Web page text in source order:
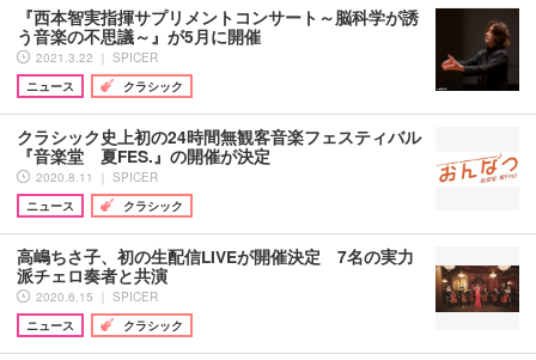
『西本智実指揮サプリメントコンサート～脳科学が誘
う音楽の不思議～』が5月に開催
2021.3.22 ｜ SPICER
ニュース
クラシック
クラシック史上初の24時間無観客音楽フェスティバル
『音楽堂 夏FES.』の開催が決定
2020.8.11 ｜ SPICER
ニュース
クラシック
高嶋ちさ子、初の生配信LIVEが開催決定 7名の実力
派チェロ奏者と共演
2020.6.15 ｜ SPICER
ニュース
クラシック